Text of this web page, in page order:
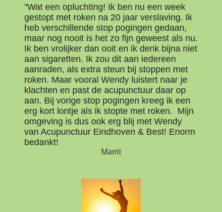
"Wat een opluchting! Ik ben nu een week
gestopt met roken na 20 jaar verslaving. Ik
heb verschillende stop pogingen gedaan,
maar nog nooit is het zo fijn geweest als nu.
Ik ben vrolijker dan ooit en ik denk bijna niet
aan sigaretten. Ik zou dit aan iedereen
aanraden, als extra steun bij stoppen met
roken. Maar vooral Wendy luistert naar je
klachten en past de acupunctuur daar op
aan. Bij vorige stop pogingen kreeg ik een
erg kort lontje als ik stopte met roken. Mijn
omgeving is dus ook erg blij met Wendy
van Acupunctuur Eindhoven & Best! Enorm
bedankt!
Marrit